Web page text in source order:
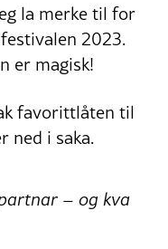
la merke til for
2023.
er magisk!
favorittlåten til
ned i saka.
– og kva